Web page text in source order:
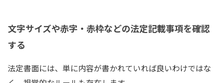
文字サイズや赤字・赤枠などの法定記載事項を確認
する
法定書面には、単に内容が書かれていれば良いわけではな